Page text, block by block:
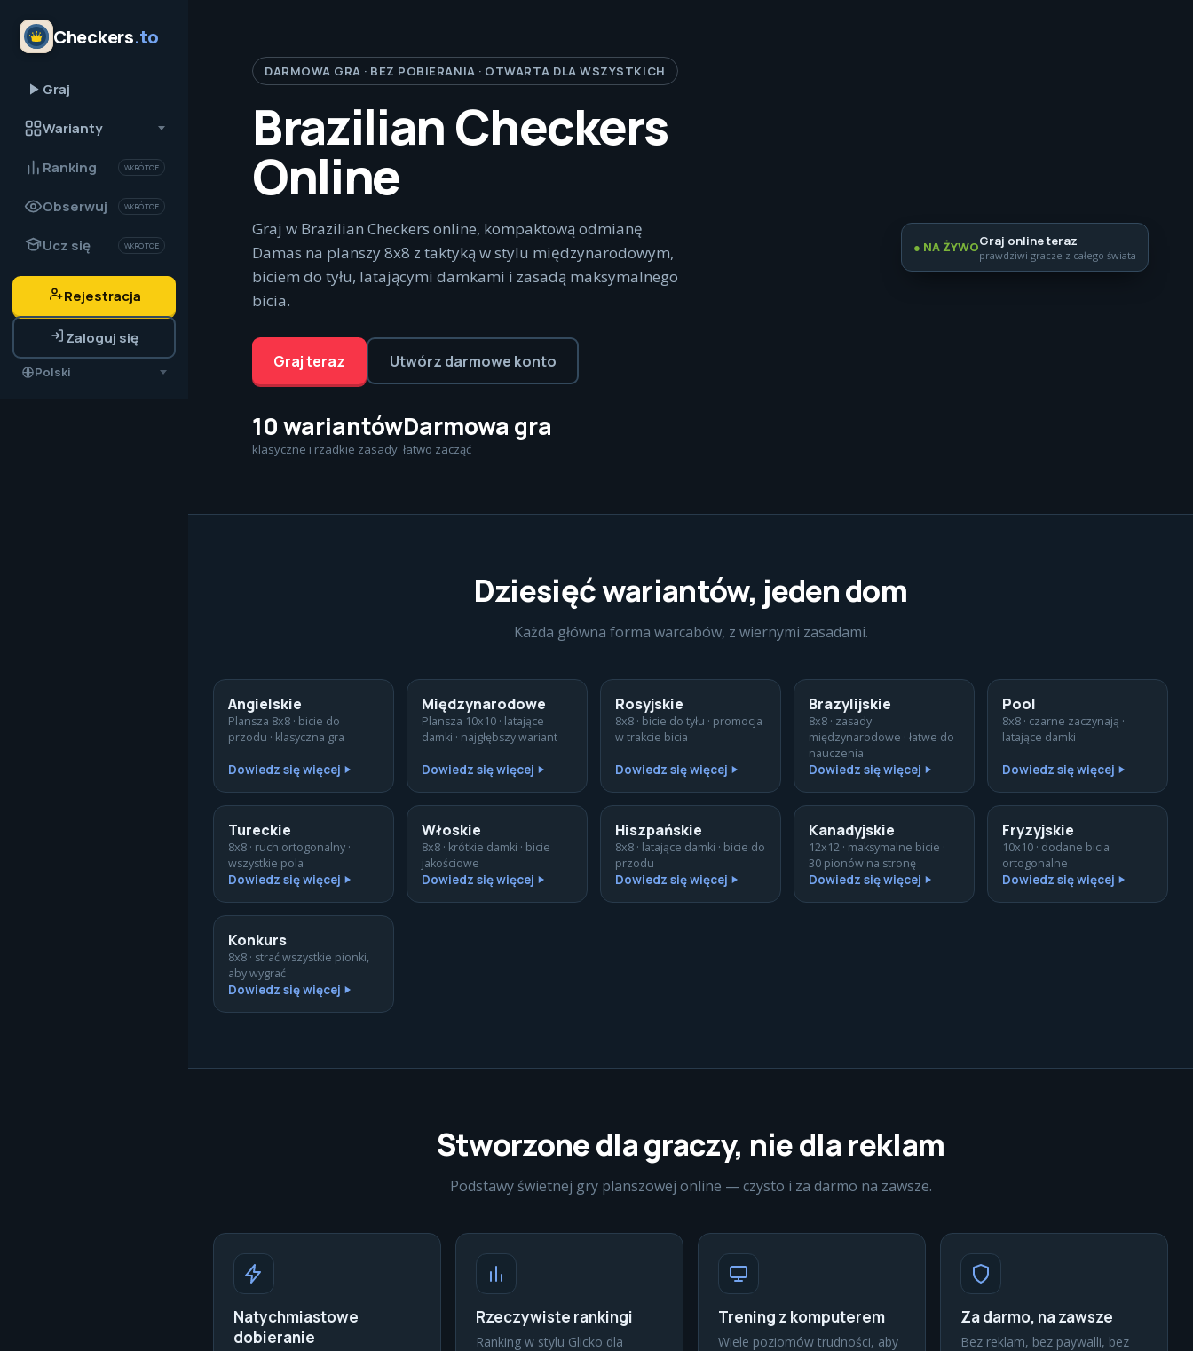
Checkers.to
Graj
Warianty
Ranking WKRÓTCE
Obserwuj WKRÓTCE
Ucz się WKRÓTCE
Rejestracja
Zaloguj się
Polski
DARMOWA GRA · BEZ POBIERANIA · OTWARTA DLA WSZYSTKICH
Brazilian Checkers
Online
Graj w Brazilian Checkers online, kompaktową odmianę
Damas na planszy 8x8 z taktyką w stylu międzynarodowym,
biciem do tyłu, latającymi damkami i zasadą maksymalnego
bicia.
Graj teraz Utwórz darmowe konto
10 wariantów
klasyczne i rzadkie zasady
Darmowa gra
łatwo zacząć
● NA ŻYWOGraj online teraz
prawdziwi gracze z całego świata
Dziesięć wariantów, jeden dom
Każda główna forma warcabów, z wiernymi zasadami.
Angielskie
Plansza 8x8 · bicie do
przodu · klasyczna gra
Dowiedz się więcej
Międzynarodowe
Plansza 10x10 · latające
damki · najgłębszy wariant
Dowiedz się więcej
Rosyjskie
8x8 · bicie do tyłu · promocja
w trakcie bicia
Dowiedz się więcej
Brazylijskie
8x8 · zasady
międzynarodowe · łatwe do
nauczenia
Dowiedz się więcej
Pool
8x8 · czarne zaczynają ·
latające damki
Dowiedz się więcej
Tureckie
8x8 · ruch ortogonalny ·
wszystkie pola
Dowiedz się więcej
Włoskie
8x8 · krótkie damki · bicie
jakościowe
Dowiedz się więcej
Hiszpańskie
8x8 · latające damki · bicie do
przodu
Dowiedz się więcej
Kanadyjskie
12x12 · maksymalne bicie ·
30 pionów na stronę
Dowiedz się więcej
Fryzyjskie
10x10 · dodane bicia
ortogonalne
Dowiedz się więcej
Konkurs
8x8 · strać wszystkie pionki,
aby wygrać
Dowiedz się więcej
Stworzone dla graczy, nie dla reklam
Podstawy świetnej gry planszowej online — czysto i za darmo na zawsze.
Natychmiastowe
dobieranie
Rzeczywiste rankingi
Ranking w stylu Glicko dla
Trening z komputerem
Wiele poziomów trudności, aby
Za darmo, na zawsze
Bez reklam, bez paywalli, bez